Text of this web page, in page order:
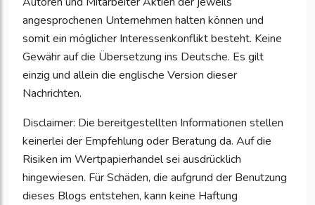
angesprochenen Unternehmen halten können und
somit ein möglicher Interessenkonflikt besteht. Keine
Gewähr auf die Übersetzung ins Deutsche. Es gilt
einzig und allein die englische Version dieser
Nachrichten.
Disclaimer: Die bereitgestellten Informationen stellen
keinerlei der Empfehlung oder Beratung da. Auf die
Risiken im Wertpapierhandel sei ausdrücklich
hingewiesen. Für Schäden, die aufgrund der Benutzung
dieses Blogs entstehen, kann keine Haftung